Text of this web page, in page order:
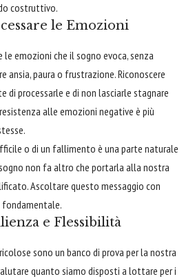
costruttivo.
le Emozioni
emozioni che il sogno evoca, senza
ansia, paura o frustrazione. Riconoscere
di processarle e di non lasciarle stagnare
alle emozioni negative è più
o di un fallimento è una parte naturale
non fa altro che portarla alla nostra
Ascoltare questo messaggio con
fondamentale.
e Flessibilità
sono un banco di prova per la nostra
quanto siamo disposti a lottare per i